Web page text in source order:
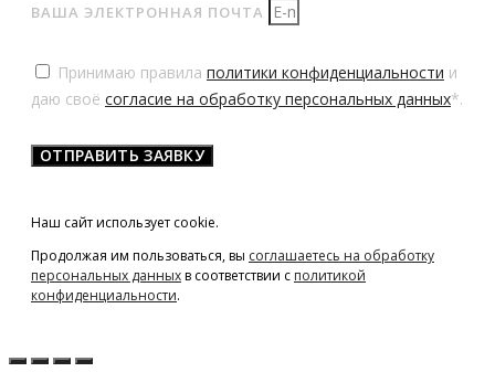
ВАША ЭЛЕКТРОННАЯ ПОЧТА
Принимаю правила политики конфиденциальности и
даю своё согласие на обработку персональных данных*.
ОТПРАВИТЬ ЗАЯВКУ
Наш сайт использует cookie.
Продолжая им пользоваться, вы соглашаетесь на обработку
персональных данныхв соответствии с политикой
конфиденциальности.